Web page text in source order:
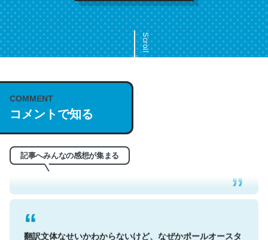
Scroll
COMMENT
コメントで知る
記事へみんなの感想が集まる
これは名文。彼はとてもクレバーなんだろうなと凄く思
う。英語少しでも読める人は原文もお勧め。自分はこの流
れ好き。Let’s Fucking Go. Then Covid hit. Shit.
─今のこの状況が信じられるかい？ by ラーズ・ヌートバー
翻訳文体なせいかわからないけど、なぜかポールオースタ